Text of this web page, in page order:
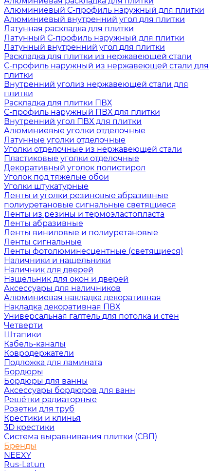
Алюминиевый С-профиль наружный для плитки
Алюминиевый внутренний угол для плитки
Латунная раскладка для плитки
Латунный С-профиль наружный для плитки
Латунный внутренний угол для плитки
Раскладка для плитки из нержавеющей стали
С-профиль наружный из нержавеющей стали для
плитки
Внутренний уголиз нержавеющей стали для
плитки
Раскладка для плитки ПВХ
С-профиль наружный ПВХ для плитки
Внутренний угол ПВХ для плитки
Алюминиевые уголки отделочные
Латунные уголки отделочные
Уголки отделочные из нержавеющей стали
Пластиковые уголки отделочные
Декоративный уголок полистирол
Уголок под тяжёлые обои
Уголки штукатурные
Ленты и уголки резиновые абразивные
полиуретановые сигнальные светящиеся
Ленты из резины и термоэластопласта
Ленты абразивные
Ленты виниловые и полиуретановые
Ленты сигнальные
Ленты фотолюминесцентные (светящиеся)
Наличники и нащельники
Наличник для дверей
Нащельник для окон и дверей
Аксессуары для наличников
Алюминиевая накладка декоративная
Накладка декоративная ПВХ
Универсальная галтель для потолка и стен
Четверти
Штапики
Кабель-каналы
Ковродержатели
Подложка для ламината
Бордюры
Бордюры для ванны
Аксессуары бордюров для ванн
Решётки радиаторные
Розетки для труб
Крестики и клинья
3D крестики
Система выравнивания плитки (СВП)
Бренды
NEEXY
Rus-Latun